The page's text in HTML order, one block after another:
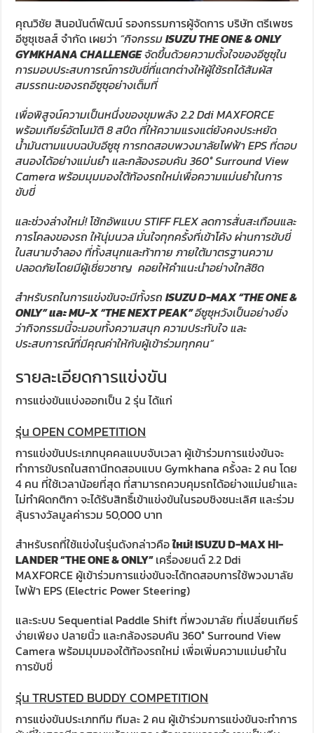
คุณวิชัย สินอนันต์พัฒน์ รองกรรมการผู้จัดการ บริษัท ตรีเพชร
อีซูซุเซลส์ จำกัด เผยว่า “กิจกรรมISUZU THE ONE & ONLY
GYMKHANA CHALLENGEจัดขึ้นด้วยความตั้งใจของอีซูซุใน
การมอบประสบการณ์การขับขี่ที่แตกต่างให้ผู้ใช้รถได้สัมผัส
สมรรถนะของรถอีซูซุอย่างเต็มที่
เพื่อพิสูจน์ความเป็นหนึ่งของขุมพลัง2.2 Ddi MAXFORCE
พร้อมเกียร์อัตโนมัติ8สปีด ที่ให้ความแรงแต่ยังคงประหยัด
น้ำมันตามแบบฉบับอีซูซุ การทดสอบพวงมาลัยไฟฟ้าEPSที่ตอบ
สนองได้อย่างแม่นยำ และกล้องรอบคัน360° Surround View
Camera พร้อมมุมมองใต้ท้องรถใหม่เพื่อความแม่นยำในการ
ขับขี่
และช่วงล่างใหม่! โช้กอัพแบบSTIFF FLEXลดการสั่นสะเทือนและ
การโคลงของรถ ให้นุ่มนวล มั่นใจทุกครั้งที่เข้าโค้ง ผ่านการขับขี่
ในสนามจำลอง ที่ทั้งสนุกและท้าทาย ภายใต้มาตรฐานความ
ปลอดภัยโดยมีผู้เชี่ยวชาญ คอยให้คำแนะนำอย่างใกล้ชิด
สำหรับรถในการแข่งขันจะมีทั้งรถISUZU D-MAX “THE ONE &
ONLY”และMU-X “THE NEXT PEAK”อีซูซุหวังเป็นอย่างยิ่ง
ว่ากิจกรรมนี้จะมอบทั้งความสนุก ความประทับใจ และ
ประสบการณ์ที่มีคุณค่าให้กับผู้เข้าร่วมทุกคน”
รายละเอียดการแข่งขัน
การแข่งขันแบ่งออกเป็น 2 รุ่น ได้แก่
รุ่น OPEN COMPETITION
การแข่งขันประเภทบุคคลแบบจับเวลา ผู้เข้าร่วมการแข่งขันจะ
ทำการขับรถในสถานีทดสอบแบบ Gymkhana ครั้งละ 2 คน โดย
4 คน ที่ใช้เวลาน้อยที่สุด ที่สามารถควบคุมรถได้อย่างแม่นยำและ
ไม่ทำผิดกติกา จะได้รับสิทธิ์เข้าแข่งขันในรอบชิงชนะเลิศ และร่วม
ลุ้นรางวัลมูลค่ารวม 50,000 บาท
สำหรับรถที่ใช้แข่งในรุ่นดังกล่าวคือใหม่!ISUZU D-MAX HI-
LANDER “THE ONE & ONLY”เครื่องยนต์ 2.2 Ddi
MAXFORCE ผู้เข้าร่วมการแข่งขันจะได้ทดสอบการใช้พวงมาลัย
ไฟฟ้า EPS (Electric Power Steering)
และระบบ Sequential Paddle Shift ที่พวงมาลัย ที่เปลี่ยนเกียร์
ง่ายเพียง ปลายนิ้ว และกล้องรอบคัน 360° Surround View
Camera พร้อมมุมมองใต้ท้องรถใหม่ เพื่อเพิ่มความแม่นยำใน
การขับขี่
รุ่น TRUSTED BUDDY COMPETITION
การแข่งขันประเภททีม ทีมละ 2 คน ผู้เข้าร่วมการแข่งขันจะทำการ